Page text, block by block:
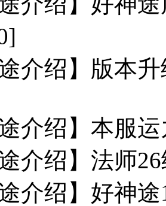
途介绍】版本
途介绍】本服
途介绍】法师
途介绍】好神